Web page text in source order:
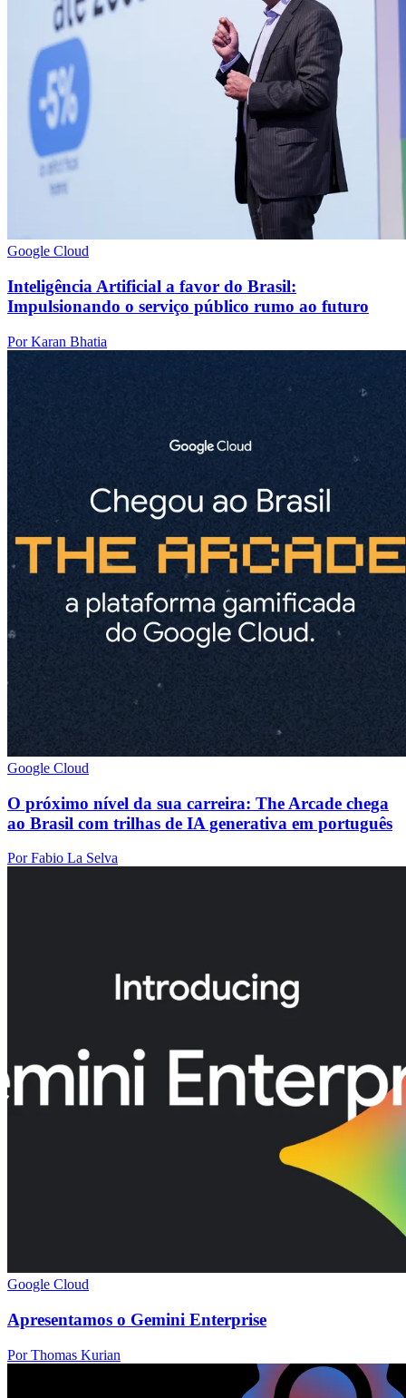
Google Cloud
Inteligência Artificial a favor do Brasil:
Impulsionando o serviço público rumo ao futuro
Por Karan Bhatia
Google Cloud
O próximo nível da sua carreira: The Arcade chega
ao Brasil com trilhas de IA generativa em português
Por Fabio La Selva
Google Cloud
Apresentamos o Gemini Enterprise
Por Thomas Kurian